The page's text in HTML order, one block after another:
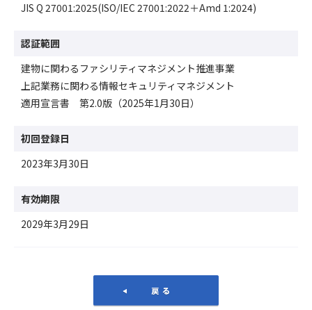
JIS Q 27001:2025(ISO/IEC 27001:2022＋Amd 1:2024)
認証範囲
建物に関わるファシリティマネジメント推進事業
上記業務に関わる情報セキュリティマネジメント
適用宣言書 第2.0版（2025年1月30日）
初回登録日
2023年3月30日
有効期限
2029年3月29日